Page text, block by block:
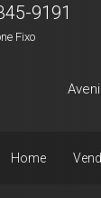
9191
Fixo
Home